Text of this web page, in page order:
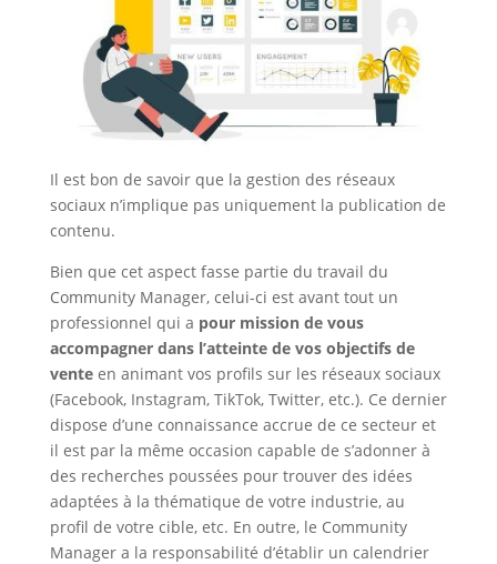
Il est bon de savoir que la gestion des réseaux
sociaux n’implique pas uniquement la publication de
contenu.
Bien que cet aspect fasse partie du travail du
Community Manager, celui-ci est avant tout un
professionnel qui a pour mission de vous
accompagner dans l’atteinte de vos objectifs de
venteen animant vos profils sur les réseaux sociaux
(Facebook, Instagram, TikTok, Twitter, etc.). Ce dernier
dispose d’une connaissance accrue de ce secteur et
il est par la même occasion capable de s’adonner à
des recherches poussées pour trouver des idées
adaptées à la thématique de votre industrie, au
profil de votre cible, etc. En outre, le Community
Manager a la responsabilité d’établir un calendrier